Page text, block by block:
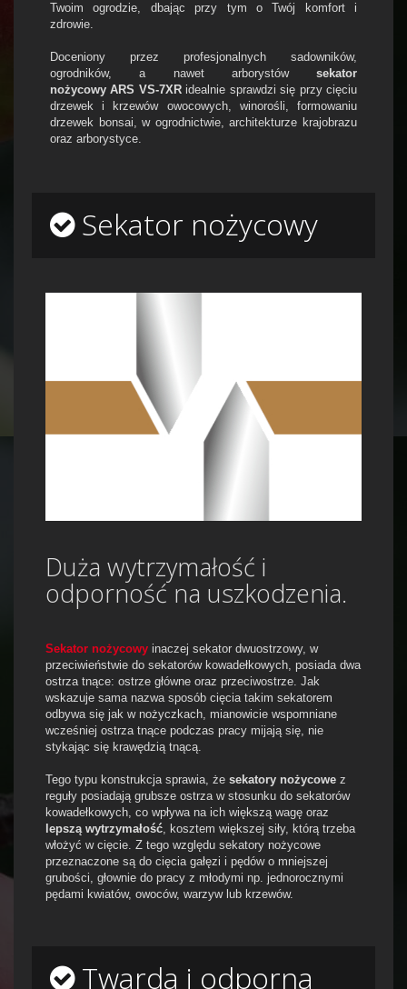
Twoim ogrodzie, dbając przy tym o Twój komfort i
zdrowie.
Doceniony przez profesjonalnych sadowników,
ogrodników, a nawet arborystówsekator
nożycowyARS VS-7XRidealnie sprawdzi się przy cięciu
drzewek i krzewów owocowych, winorośli, formowaniu
drzewek bonsai, w ogrodnictwie, architekturze krajobrazu
oraz arborystyce.
Sekator nożycowy
Duża wytrzymałość i
odporność na uszkodzenia.
Sekator nożycowy inaczej sekator dwuostrzowy, w
przeciwieństwie do sekatorów kowadełkowych, posiada dwa
ostrza tnące: ostrze główne oraz przeciwostrze. Jak
wskazuje sama nazwa sposób cięcia takim sekatorem
odbywa się jak w nożyczkach, mianowicie wspomniane
wcześniej ostrza tnące podczas pracy mijają się, nie
stykając się krawędzią tnącą.
Tego typu konstrukcja sprawia, że sekatory nożycowe z
reguły posiadają grubsze ostrza w stosunku do sekatorów
kowadełkowych, co wpływa na ich większą wagę oraz
lepszą wytrzymałość, kosztem większej siły, którą trzeba
włożyć w cięcie. Z tego względu sekatory nożycowe
przeznaczone są do cięcia gałęzi i pędów o mniejszej
grubości, głownie do pracy z młodymi np. jednorocznymi
pędami kwiatów, owoców, warzyw lub krzewów.
Twarda i odporna